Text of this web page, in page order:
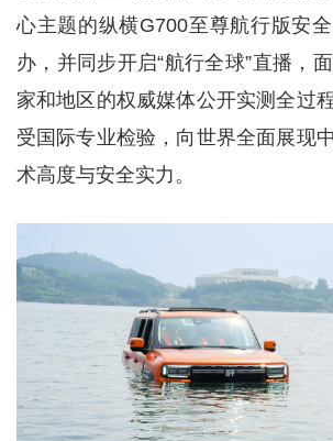
心主题的纵横G700至尊航行版安
办，并同步开启“航行全球”直播，
家和地区的权威媒体公开实测全过
受国际专业检验，向世界全面展现
术高度与安全实力。